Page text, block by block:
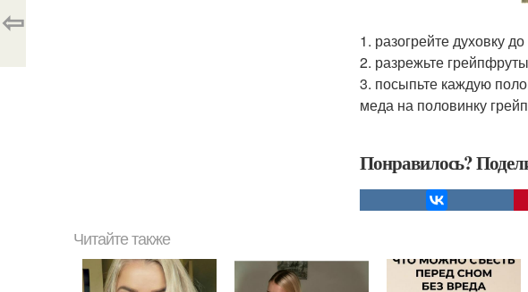
1. разогрейте духовку
2. разрежьте
3. посыпьте каждую
меда на половинку
Понравилось?
⇦
Читайте также